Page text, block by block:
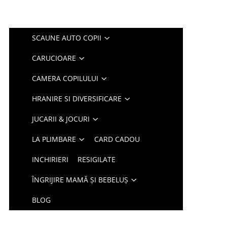
SCAUNE AUTO COPII
CARUCIOARE
CAMERA COPILULUI
HRANIRE SI DIVERSIFICARE
JUCARII & JOCURI
LA PLIMBARE CARD CADOU
INCHIRIERI RESIGILATE
ÎNGRIJIRE MAMĂ ȘI BEBELUȘ
BLOG